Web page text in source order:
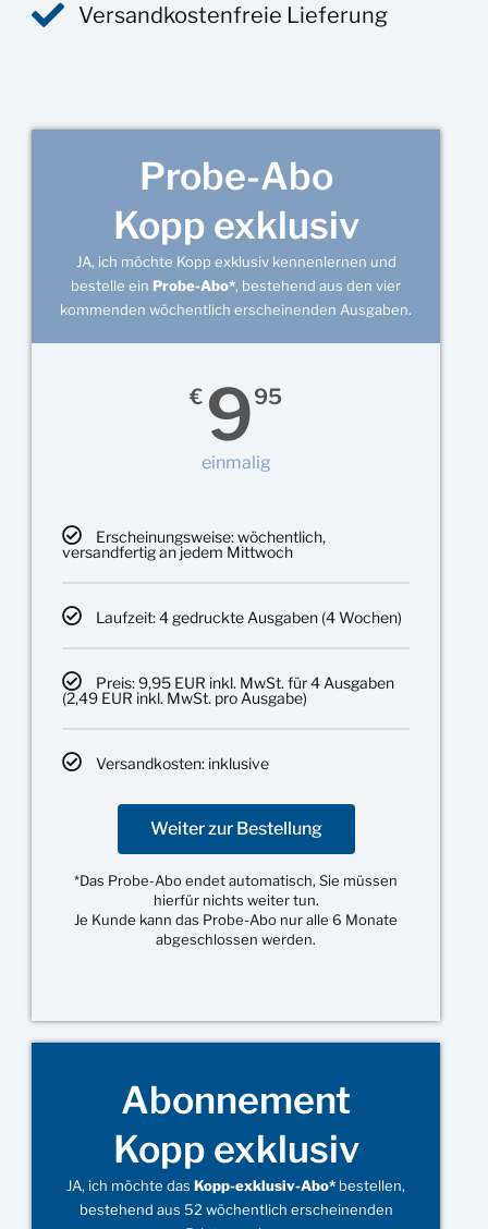
Versandkostenfreie Lieferung
Probe-Abo
Kopp exklusiv
JA, ich möchte Kopp exklusiv kennenlernen und
bestelle einProbe-Abo*, bestehend aus den vier
kommenden wöchentlich erscheinenden Ausgaben.
€ 995
einmalig
Erscheinungsweise: wöchentlich,
versandfertig an jedem Mittwoch
Laufzeit: 4 gedruckte Ausgaben (4 Wochen)
Preis: 9,95 EUR inkl. MwSt. für 4 Ausgaben
(2,49 EUR inkl. MwSt. pro Ausgabe)
Versandkosten: inklusive
Weiter zur Bestellung
*Das Probe-Abo endet automatisch, Sie müssen
hierfür nichts weiter tun.
Je Kunde kann das Probe-Abo nur alle 6 Monate
abgeschlossen werden.
Abonnement
Kopp exklusiv
JA, ich möchte dasKopp-exklusiv-Abo* bestellen,
bestehend aus 52 wöchentlich erscheinenden